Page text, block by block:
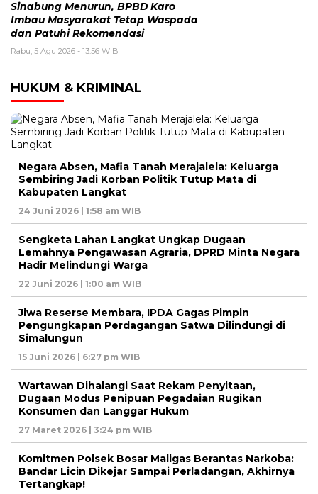
Sinabung Menurun, BPBD Karo
Imbau Masyarakat Tetap Waspada
dan Patuhi Rekomendasi
Rabu, 5 Agu 2026 - 13:56 WIB
HUKUM & KRIMINAL
Negara Absen, Mafia Tanah Merajalela: Keluarga
Sembiring Jadi Korban Politik Tutup Mata di
Kabupaten Langkat
24 Juni 2026 | 1:58 am WIB
Sengketa Lahan Langkat Ungkap Dugaan
Lemahnya Pengawasan Agraria, DPRD Minta Negara
Hadir Melindungi Warga
22 Juni 2026 | 1:00 am WIB
Jiwa Reserse Membara, IPDA Gagas Pimpin
Pengungkapan Perdagangan Satwa Dilindungi di
Simalungun
15 Juni 2026 | 6:27 pm WIB
Wartawan Dihalangi Saat Rekam Penyitaan,
Dugaan Modus Penipuan Pegadaian Rugikan
Konsumen dan Langgar Hukum
27 Maret 2026 | 3:24 pm WIB
Komitmen Polsek Bosar Maligas Berantas Narkoba:
Bandar Licin Dikejar Sampai Perladangan, Akhirnya
Tertangkap!